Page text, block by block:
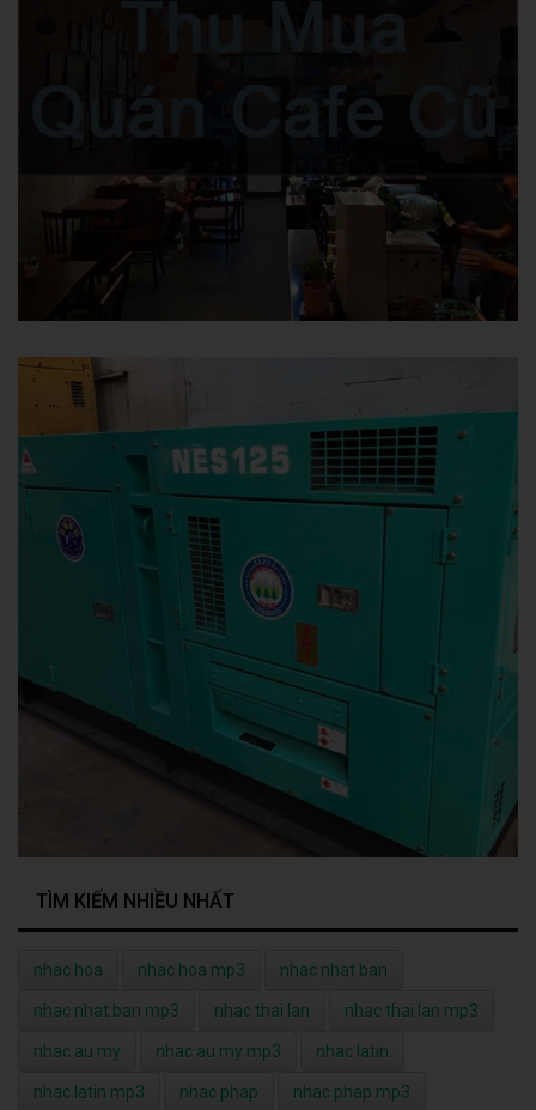
TÌM KIẾM NHIỀU NHẤT
nhac hoa nhac hoa mp3 nhac nhat ban
nhac nhat ban mp3 nhac thai lan nhac thai lan mp3
nhac au my nhac au my mp3 nhac latin
nhac latin mp3 nhac phap nhac phap mp3